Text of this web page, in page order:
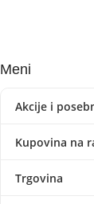
Meni
Akcije i
Kupovina na
Trgovina